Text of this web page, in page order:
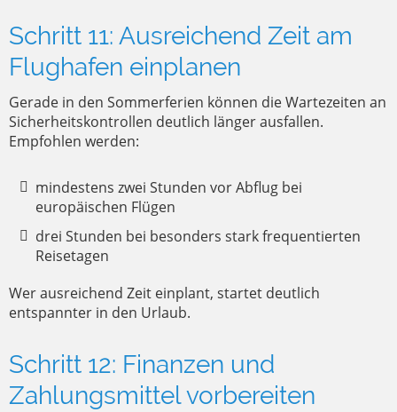
Schritt 11: Ausreichend Zeit am
Flughafen einplanen
Gerade in den Sommerferien können die Wartezeiten an
Sicherheitskontrollen deutlich länger ausfallen.
Empfohlen werden:
mindestens zwei Stunden vor Abflug bei
europäischen Flügen
drei Stunden bei besonders stark frequentierten
Reisetagen
Wer ausreichend Zeit einplant, startet deutlich
entspannter in den Urlaub.
Schritt 12: Finanzen und
Zahlungsmittel vorbereiten